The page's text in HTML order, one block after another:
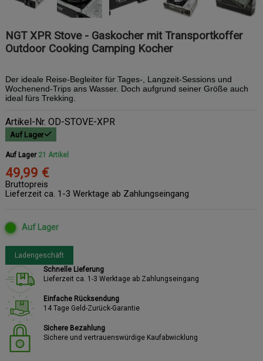
NGT XPR Stove - Gaskocher mit Transportkoffer
Outdoor Cooking Camping Kocher
Der ideale Reise-Begleiter für Tages-, Langzeit-Sessions und
Wochenend-Trips ans Wasser. Doch aufgrund seiner Größe auch
ideal fürs Trekking.
Artikel-Nr. OD-STOVE-XPR
Auf Lager
Auf Lager 21 Artikel
49,99 €
Bruttopreis
Lieferzeit ca. 1-3 Werktage ab Zahlungseingang
Auf Lager
Ladengeschäft
Schnelle Lieferung
Lieferzeit ca. 1-3 Werktage ab Zahlungseingang
Einfache Rücksendung
14 Tage Geld-Zurück-Garantie
Sichere Bezahlung
Sichere und vertrauenswürdige Kaufabwicklung